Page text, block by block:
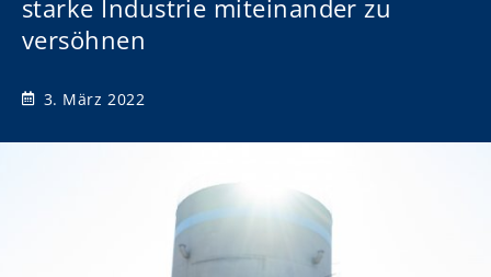
starke Industrie miteinander zu
versöhnen
3. März 2022